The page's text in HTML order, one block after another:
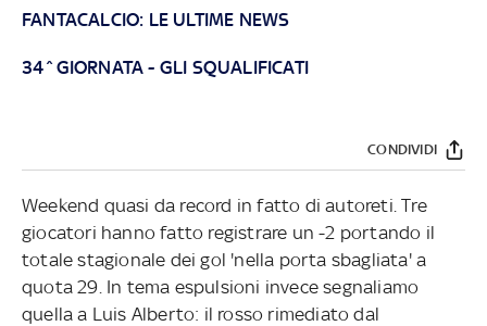
FANTACALCIO: LE ULTIME NEWS
34^GIORNATA - GLI SQUALIFICATI
CONDIVIDI
Weekend quasi da record in fatto di autoreti. Tre
giocatori hanno fatto registrare un -2 portando il
totale stagionale dei gol 'nella porta sbagliata' a
quota 29. In tema espulsioni invece segnaliamo
quella a Luis Alberto: il rosso rimediato dal